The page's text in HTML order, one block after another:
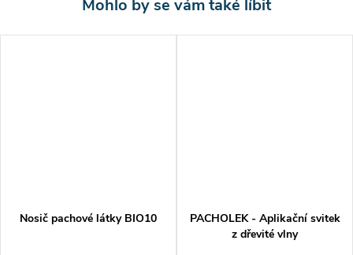
Nosič pachové látky BIO10
PACHOLEK - Aplikační svitek
z dřevité vlny